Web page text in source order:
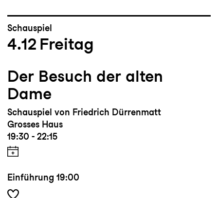
Schauspiel
4.12 Freitag
Der Besuch der alten
Dame
Schauspiel von Friedrich Dürrenmatt
Grosses Haus
19:30 - 22:15
Einführung 19:00